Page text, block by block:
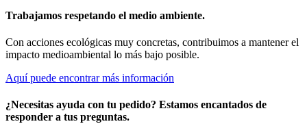
Trabajamos respetando el medio ambiente.
Con acciones ecológicas muy concretas, contribuimos a mantener el
impacto medioambiental lo más bajo posible.
Aquí puede encontrar más información
¿Necesitas ayuda con tu pedido? Estamos encantados de
responder a tus preguntas.